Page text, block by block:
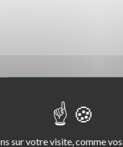
sur votre visite, comme